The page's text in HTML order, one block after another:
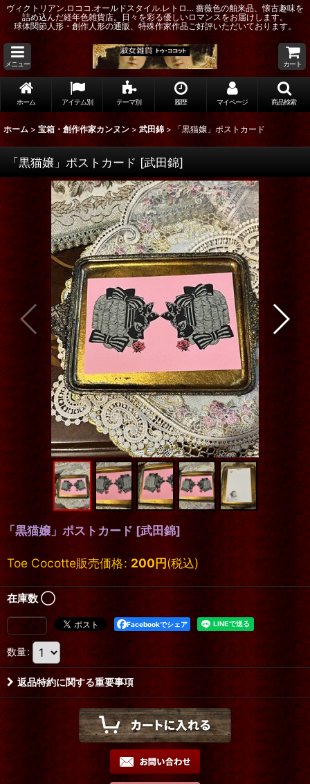
ヴィクトリアン.ロココ.オールドスタイル.レトロ… 薔薇色の舶来品、懐古趣味を
詰め込んだ経年色雑貨店。日々を彩る優しいロマンスをお届けします。
球体関節人形・創作人形の通販、特殊作家作品ご好評いただいております。
メニュー カート
ホーム アイテム別 テーマ別 履歴 マイページ 商品検索
ホーム > 宝箱・創作作家カンヌン > 武田錦 > 「黒猫嬢」ポストカード
「黒猫嬢」ポストカード [武田錦]
「黒猫嬢」ポストカード [武田錦]
Toe Cocotte販売価格: 200円(税込)
在庫数 ◯
Facebookでシェア
数量:
返品特約に関する重要事項